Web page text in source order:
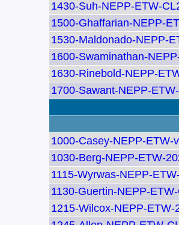
1430-Suh-NEPP-ETW-
1500-Ghaffarian-NEPP-
1530-Maldonado-NEPP-
1600-Swaminathan-
1630-Rinebold-NEPP-
1700-Sawant-NEPP-
1000-Casey-NEPP-ETW-
1030-Berg-NEPP-ETW-
1115-Wyrwas-NEPP-
1130-Guertin-NEPP-
1215-Wilcox-NEPP-